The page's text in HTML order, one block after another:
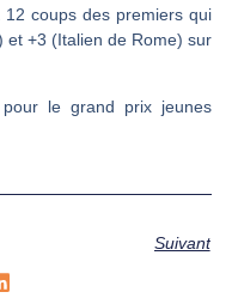
coups des premiers qui
et +3 (Italien de Rome) sur
le grand prix jeunes
Suivant